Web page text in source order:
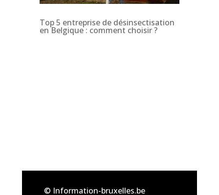
Top 5 entreprise de désinsectisation
en Belgique : comment choisir ?
© Information-bruxelles.be